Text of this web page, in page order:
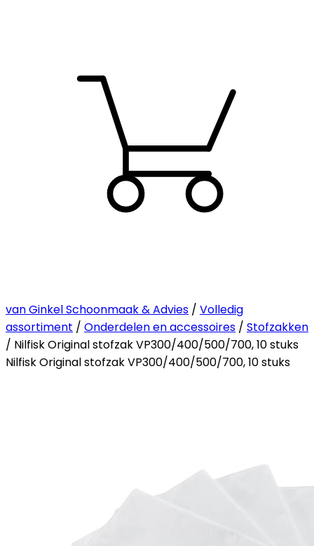
van Ginkel Schoonmaak & Advies / Volledig
assortiment / Onderdelen en accessoires / Stofzakken
/ Nilfisk Original stofzak VP300/400/500/700, 10 stuks
Nilfisk Original stofzak VP300/400/500/700, 10 stuks